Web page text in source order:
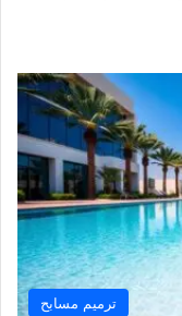
ترميم مسابح